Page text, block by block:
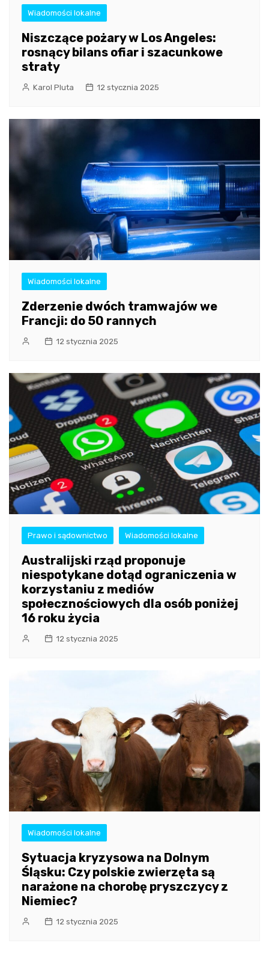
Wiadomości lokalne
Niszczące pożary w Los Angeles:
rosnący bilans ofiar i szacunkowe
straty
Karol Pluta 12 stycznia 2025
Wiadomości lokalne
Zderzenie dwóch tramwajów we
Francji: do 50 rannych
12 stycznia 2025
Prawo i sądownictwo Wiadomości lokalne
Australijski rząd proponuje
niespotykane dotąd ograniczenia w
korzystaniu z mediów
społecznościowych dla osób poniżej
16 roku życia
12 stycznia 2025
Wiadomości lokalne
Sytuacja kryzysowa na Dolnym
Śląsku: Czy polskie zwierzęta są
narażone na chorobę pryszczycy z
Niemiec?
12 stycznia 2025